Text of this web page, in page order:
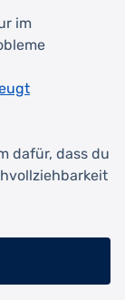
im
dafür, dass du